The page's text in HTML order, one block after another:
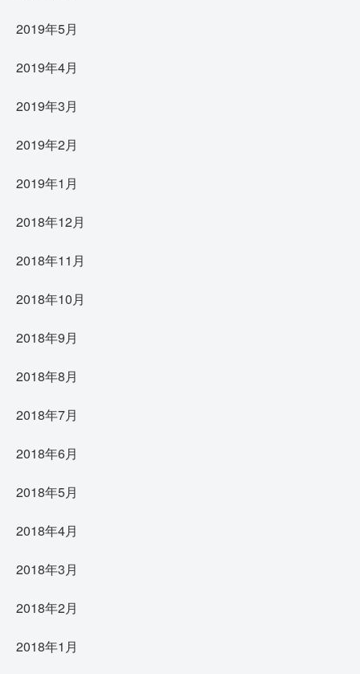
2019年5月
2019年4月
2019年3月
2019年2月
2019年1月
2018年12月
2018年11月
2018年10月
2018年9月
2018年8月
2018年7月
2018年6月
2018年5月
2018年4月
2018年3月
2018年2月
2018年1月